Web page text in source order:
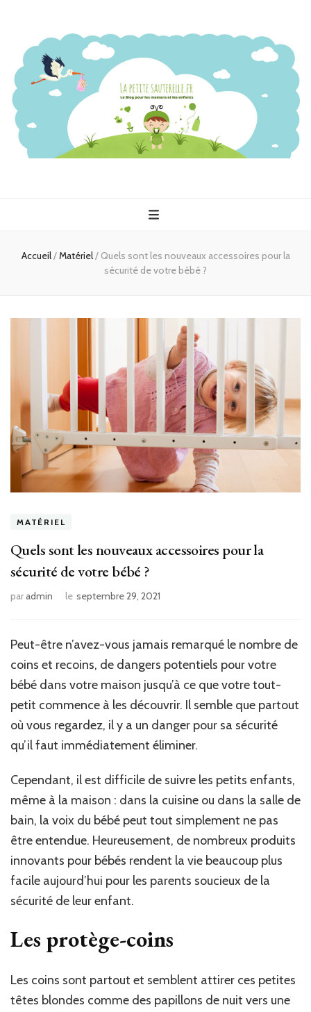
Accueil/Matériel/ Quels sont les nouveaux accessoires pour la
sécurité de votre bébé ?
MATÉRIEL
Quels sont les nouveaux accessoires pour la
sécurité de votre bébé ?
paradmin le septembre 29, 2021
Peut-être n’avez-vous jamais remarqué le nombre de
coins et recoins, de dangers potentiels pour votre
bébé dans votre maison jusqu’à ce que votre tout-
petit commence à les découvrir. Il semble que partout
où vous regardez, il y a un danger pour sa sécurité
qu’il faut immédiatement éliminer.
Cependant, il est difficile de suivre les petits enfants,
même à la maison : dans la cuisine ou dans la salle de
bain, la voix du bébé peut tout simplement ne pas
être entendue. Heureusement, de nombreux produits
innovants pour bébés rendent la vie beaucoup plus
facile aujourd’hui pour les parents soucieux de la
sécurité de leur enfant.
Les protège-coins
Les coins sont partout et semblent attirer ces petites
têtes blondes comme des papillons de nuit vers une